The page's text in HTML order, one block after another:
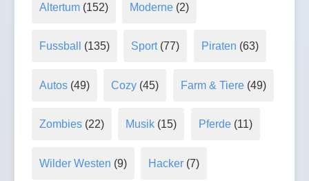
Altertum(152) Moderne (2)
Fussball (135) Sport(77) Piraten (63)
Autos(49) Cozy (45) Farm & Tiere(49)
Zombies(22) Musik (15) Pferde(11)
Wilder Westen (9) Hacker (7)